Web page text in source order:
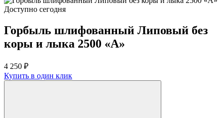
Доступно сегодня
Горбыль шлифованный Липовый без
коры и лыка 2500 «А»
4 250 ₽
Купить в один клик